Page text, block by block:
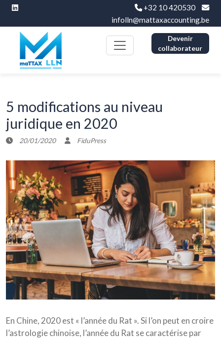
+32 10 420530
infolln@mattaxaccounting.be
Devenir
collaborateur
5 modifications au niveau
juridique en 2020
20/01/2020 FiduPress
En Chine, 2020 est « l’année du Rat ». Si l’on peut en croire
l’astrologie chinoise, l’année du Rat se caractérise par